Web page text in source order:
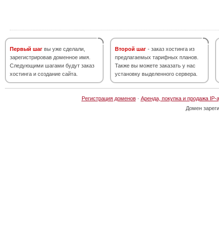
Первый шаг вы уже сделали,
зарегистрировав доменное имя.
Следующими шагами будут заказ
хостинга и создание сайта.
Второй шаг - заказ хостинга из
предлагаемых тарифных планов.
Также вы можете заказать у нас
установку выделенного сервера.
Регистрация доменов· Аренда, покупка и продажа IP-
Домен